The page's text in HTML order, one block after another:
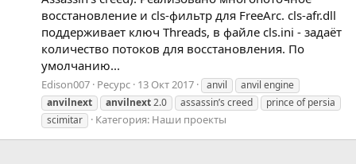
восстановление и cls-фильтр для FreeArc. cls-afr.dll
поддерживает ключ Threads, в файле cls.ini - задаёт
количество потоков для восстановления. По
умолчанию...
Edison007 Ресурс 13 Окт 2017 anvil
anvil engine
anvilnext
anvilnext2.0 assassin’s creed
prince of persia
scimitar
Категория: Наши проекты